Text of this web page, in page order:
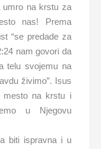
umro na krstu za
nas! Prema
“se predade za
nam govori da
telu svojemu na
živimo”. Isus
mesto na krstu i
u Njegovu
biti ispravna i u